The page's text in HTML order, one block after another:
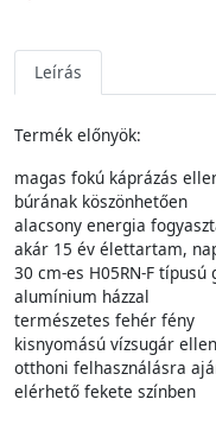
Leírás
Termék előnyök:
magas fokú káprázás
búrának köszönhetően
alacsony energia
akár 15 év élettartam,
30 cm-es H05RN-F
alumínium házzal
természetes fehér fény
kisnyomású vízsugár
otthoni felhasználásra
elérhető fekete színben